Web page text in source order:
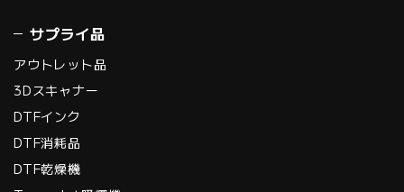
サプライ品
アウトレット品
3Dスキャナー
DTFインク
DTF消耗品
DTF乾燥機